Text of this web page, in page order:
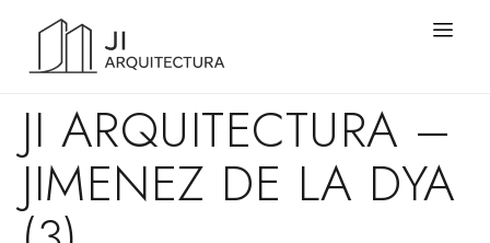
JI ARQUITECTURA –
JIMENEZ DE LA DYA